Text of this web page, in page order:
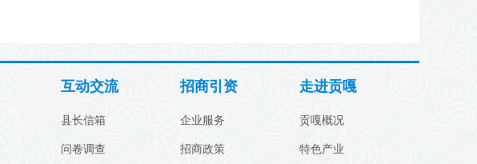
互动交流
县长信箱
问卷调查
招商引资
企业服务
招商政策
走进贡嘎
贡嘎概况
特色产业